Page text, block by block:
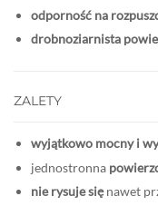
odporność na
drobnoziarnista
ZALETY
wyjątkowo mocny i
jednostronna
nie rysuje sięnawet